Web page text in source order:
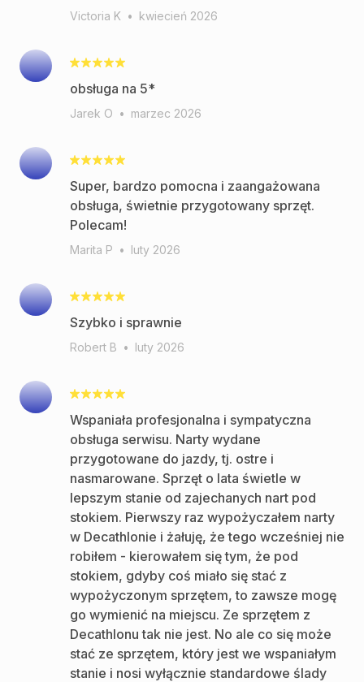
Victoria K • kwiecień 2026
obsługa na 5*
Jarek O • marzec 2026
Super, bardzo pomocna i zaangażowana
obsługa, świetnie przygotowany sprzęt.
Polecam!
Marita P • luty 2026
Szybko i sprawnie
Robert B • luty 2026
Wspaniała profesjonalna i sympatyczna
obsługa serwisu. Narty wydane
przygotowane do jazdy, tj. ostre i
nasmarowane. Sprzęt o lata świetle w
lepszym stanie od zajechanych nart pod
stokiem. Pierwszy raz wypożyczałem narty
w Decathlonie i żałuję, że tego wcześniej nie
robiłem - kierowałem się tym, że pod
stokiem, gdyby coś miało się stać z
wypożyczonym sprzętem, to zawsze mogę
go wymienić na miejscu. Ze sprzętem z
Decathlonu tak nie jest. No ale co się może
stać ze sprzętem, który jest we wspaniałym
stanie i nosi wyłącznie standardowe ślady